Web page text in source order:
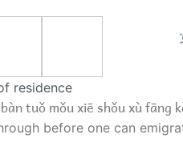
residence
tuǒ mǒu xiē shǒu xù fāng
before one can